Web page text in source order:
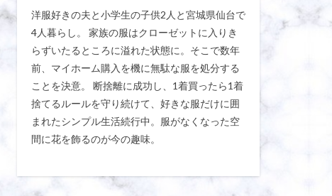
洋服好きの夫と小学生の子供2人と宮城県仙台で
4人暮らし。 家族の服はクローゼットに入りき
らずいたるところに溢れた状態に。そこで数年
前、マイホーム購入を機に無駄な服を処分する
ことを決意。 断捨離に成功し、1着買ったら1着
捨てるルールを守り続けて、好きな服だけに囲
まれたシンプル生活続行中。服がなくなった空
間に花を飾るのが今の趣味。